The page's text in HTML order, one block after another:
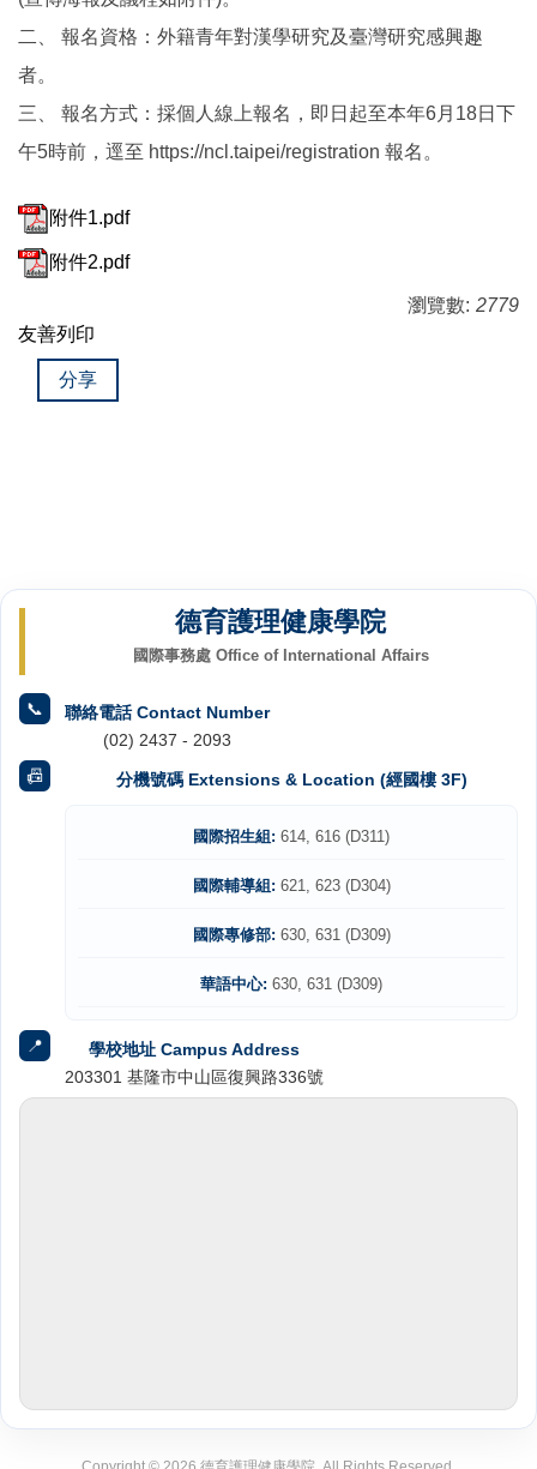
二、 報名資格：外籍青年對漢學研究及臺灣研究感興趣
者。
三、 報名方式：採個人線上報名，即日起至本年6月18日下
午5時前，逕至 https://ncl.taipei/registration 報名。
附件1.pdf
附件2.pdf
瀏覽數: 2779
友善列印
分享
德育護理健康學院
國際事務處 Office of International Affairs
📞 聯絡電話 Contact Number
(02) 2437 - 2093
📠 分機號碼 Extensions & Location (經國樓 3F)
國際招生組: 614, 616 (D311)
國際輔導組: 621, 623 (D304)
國際專修部: 630, 631 (D309)
華語中心: 630, 631 (D309)
📍 學校地址 Campus Address
203301 基隆市中山區復興路336號